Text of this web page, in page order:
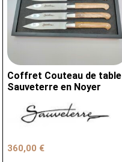
Coffret Couteau de table
Sauveterre en Noyer
360,00 €